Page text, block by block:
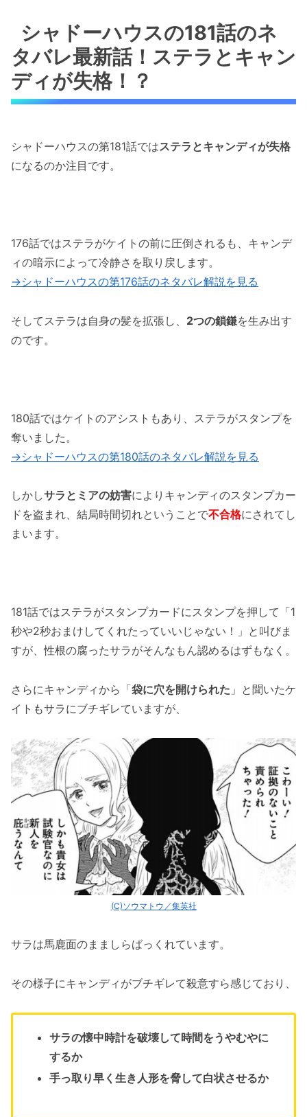
テラとキャンディが失格！？
シャドーハウスの181話のネタバレ最新話！全
てはエドワードの企み通り！
シャドーハウスの181話のネタバレ最新話！キ
シャドーハウスの181話のネタバレ最新話！キ
ャンディの戦闘能力は人外レベル！
「シャドーハウスの181話のネタバレ最新話！
ステラとキャンディが不合格！？」まとめ
シャドーハウスの181話のネ
タバレ最新話！ステラとキャン
ディが失格！？
シャドーハウスの第181話ではステラとキャンディが失格
になるのか注目です。
176話ではステラがケイトの前に圧倒されるも、キャンデ
ィの暗示によって冷静さを取り戻します。
→シャドーハウスの第176話のネタバレ解説を見る
そしてステラは自身の髪を拡張し、 2つの鎖鎌を生み出す
のです。
180話ではケイトのアシストもあり、ステラがスタンプを
奪いました。
→シャドーハウスの第180話のネタバレ解説を見る
しかしサラとミアの妨害によりキャンディのスタンプカー
ドを盗まれ、結局時間切れということで不合格にされてし
まいます。
181話ではステラがスタンプカードにスタンプを押して「1
秒や2秒おまけしてくれたっていいじゃない！」と叫びま
すが、性根の腐ったサラがそんなもん認めるはずもなく。
さらにキャンディから「袋に穴を開けられた 」と聞いたケ
イトもサラにブチギレていますが、
(C)ソウマトウ／集英社
サラは馬鹿面のまましらばっくれています。
その様子にキャンディがブチギレて殺意すら感じており、
サラの懐中時計を破壊して時間をうやむやに
するか
手っ取り早く生き人形を脅して白状させるか